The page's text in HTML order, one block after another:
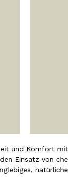
und Komfort
Einsatz von